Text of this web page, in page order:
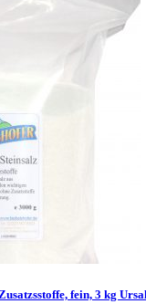
fein, 3 kg